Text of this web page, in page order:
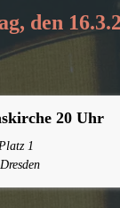
den
20 Uhr
1